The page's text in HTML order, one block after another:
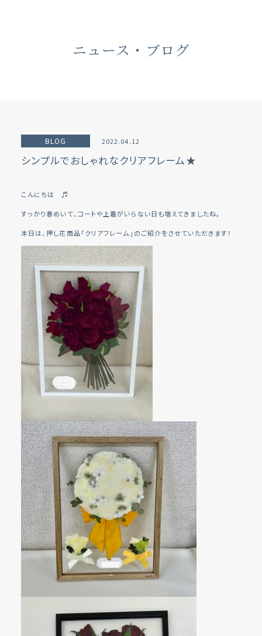
ニュース・ブログ
BLOG 2022.04.12
シンプルでおしゃれなクリアフレーム★
こんにちは ♬
すっかり春めいて、コートや上着がいらない日も増えてきましたね。
本日は、押し花商品「クリアフレーム」のご紹介をさせていただきます！